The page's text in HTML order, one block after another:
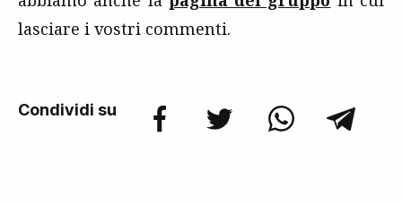
lasciare i vostri commenti.
Condividi su